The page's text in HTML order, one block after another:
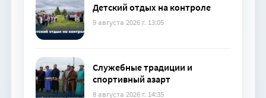
Детский отдых на контроле
9 августа 2026 г. 13:05
Служебные традиции и
спортивный азарт
8 августа 2026 г. 14:35